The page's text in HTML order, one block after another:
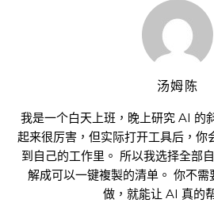
汤姆陈
我是一个白天上班，晚上研究 AI 的
起来很厉害，但实际打开工具后，你
到自己的工作里。 所以我选择全部
解成可以一键複製的清单。 你不
做，就能让 AI 真的